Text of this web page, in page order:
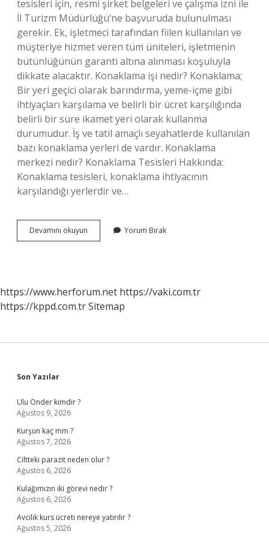
tesisleri için, resmi şirket belgeleri ve çalışma izni ile
İl Turizm Müdürlüğü’ne başvuruda bulunulması
gerekir. Ek, işletmeci tarafından fiilen kullanılan ve
müşteriye hizmet veren tüm üniteleri, işletmenin
bütünlüğünün garanti altına alınması koşuluyla
dikkate alacaktır. Konaklama işi nedir? Konaklama;
Bir yeri geçici olarak barındırma, yeme-içme gibi
ihtiyaçları karşılama ve belirli bir ücret karşılığında
belirli bir süre ikamet yeri olarak kullanma
durumudur. İş ve tatil amaçlı seyahatlerde kullanılan
bazı konaklama yerleri de vardır. Konaklama
merkezi nedir? Konaklama Tesisleri Hakkında:
Konaklama tesisleri, konaklama ihtiyacının
karşılandığı yerlerdir ve…
Devamını okuyun Konaklama
Tesisi
Yorum Bırak
https://www.herforum.net https://vaki.com.tr
https://kppd.com.trSitemap
Sidebar
Son Yazılar
Ulu Önder kimdir ?
Ağustos 9, 2026
Kurşun kaç mm ?
Ağustos 7, 2026
Ciltteki parazit neden olur ?
Ağustos 6, 2026
Kulağımızın iki görevi nedir ?
Ağustos 6, 2026
Avcılık kurs ücreti nereye yatırılır ?
Ağustos 5, 2026